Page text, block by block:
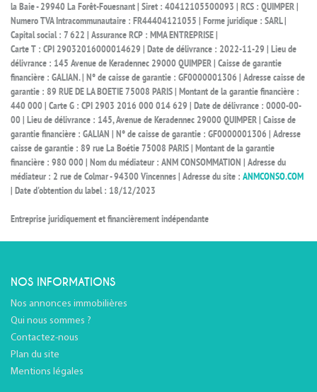
la Baie - 29940 La Forêt-Fouesnant | Siret : 40412105500093 | RCS : QUIMPER |
Numero TVA Intracommunautaire : FR44404121055 | Forme juridique : SARL |
Capital social : 7 622 | Assurance RCP : MMA ENTREPRISE |
Carte T : CPI 29032016000014629 | Date de délivrance : 2022-11-29 | Lieu de
délivrance : 145 Avenue de Keradennec 29000 QUIMPER | Caisse de garantie
financière : GALIAN. | N° de caisse de garantie : GF0000001306 | Adresse caisse de
garantie : 89 RUE DE LA BOETIE 75008 PARIS | Montant de la garantie financière :
440 000 | Carte G : CPI 2903 2016 000 014 629 | Date de délivrance : 0000-00-
00 | Lieu de délivrance : 145, Avenue de Keradennec 29000 QUIMPER | Caisse de
garantie financière : GALIAN | N° de caisse de garantie : GF0000001306 | Adresse
caisse de garantie : 89 rue La Boétie 75008 PARIS | Montant de la garantie
financière : 980 000 | Nom du médiateur : ANM CONSOMMATION | Adresse du
médiateur : 2 rue de Colmar - 94300 Vincennes | Adresse du site : ANMCONSO.COM
| Date d'obtention du label : 18/12/2023
Entreprise juridiquement et financièrement indépendante
NOS INFORMATIONS
Nos annonces immobilières
Qui nous sommes ?
Contactez-nous
Plan du site
Mentions légales